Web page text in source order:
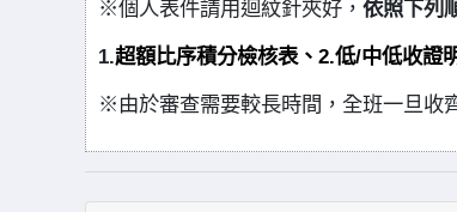
※個人表件請用迴紋針夾好， 依照下列
1.超額比序積分檢核表、2.低/中低收證
※由於審查需要較長時間，全班一旦收